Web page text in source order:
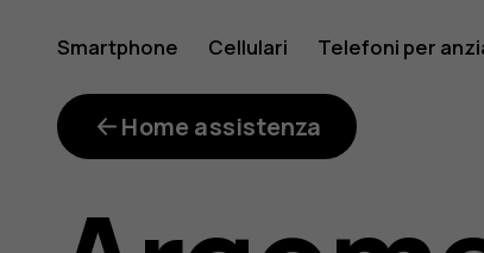
Come
posso
Smartphone Cellulari Telefoni per
Il mio account
Home assistenza